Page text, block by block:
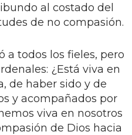
al costado del
de no compasión.
a todos los fieles, pero
¿Está viva en
de haber sido y de
y acompañados por
viva en nosotros
de Dios hacia